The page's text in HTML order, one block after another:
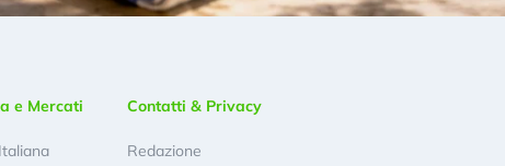
e Mercati Contatti & Privacy
Redazione